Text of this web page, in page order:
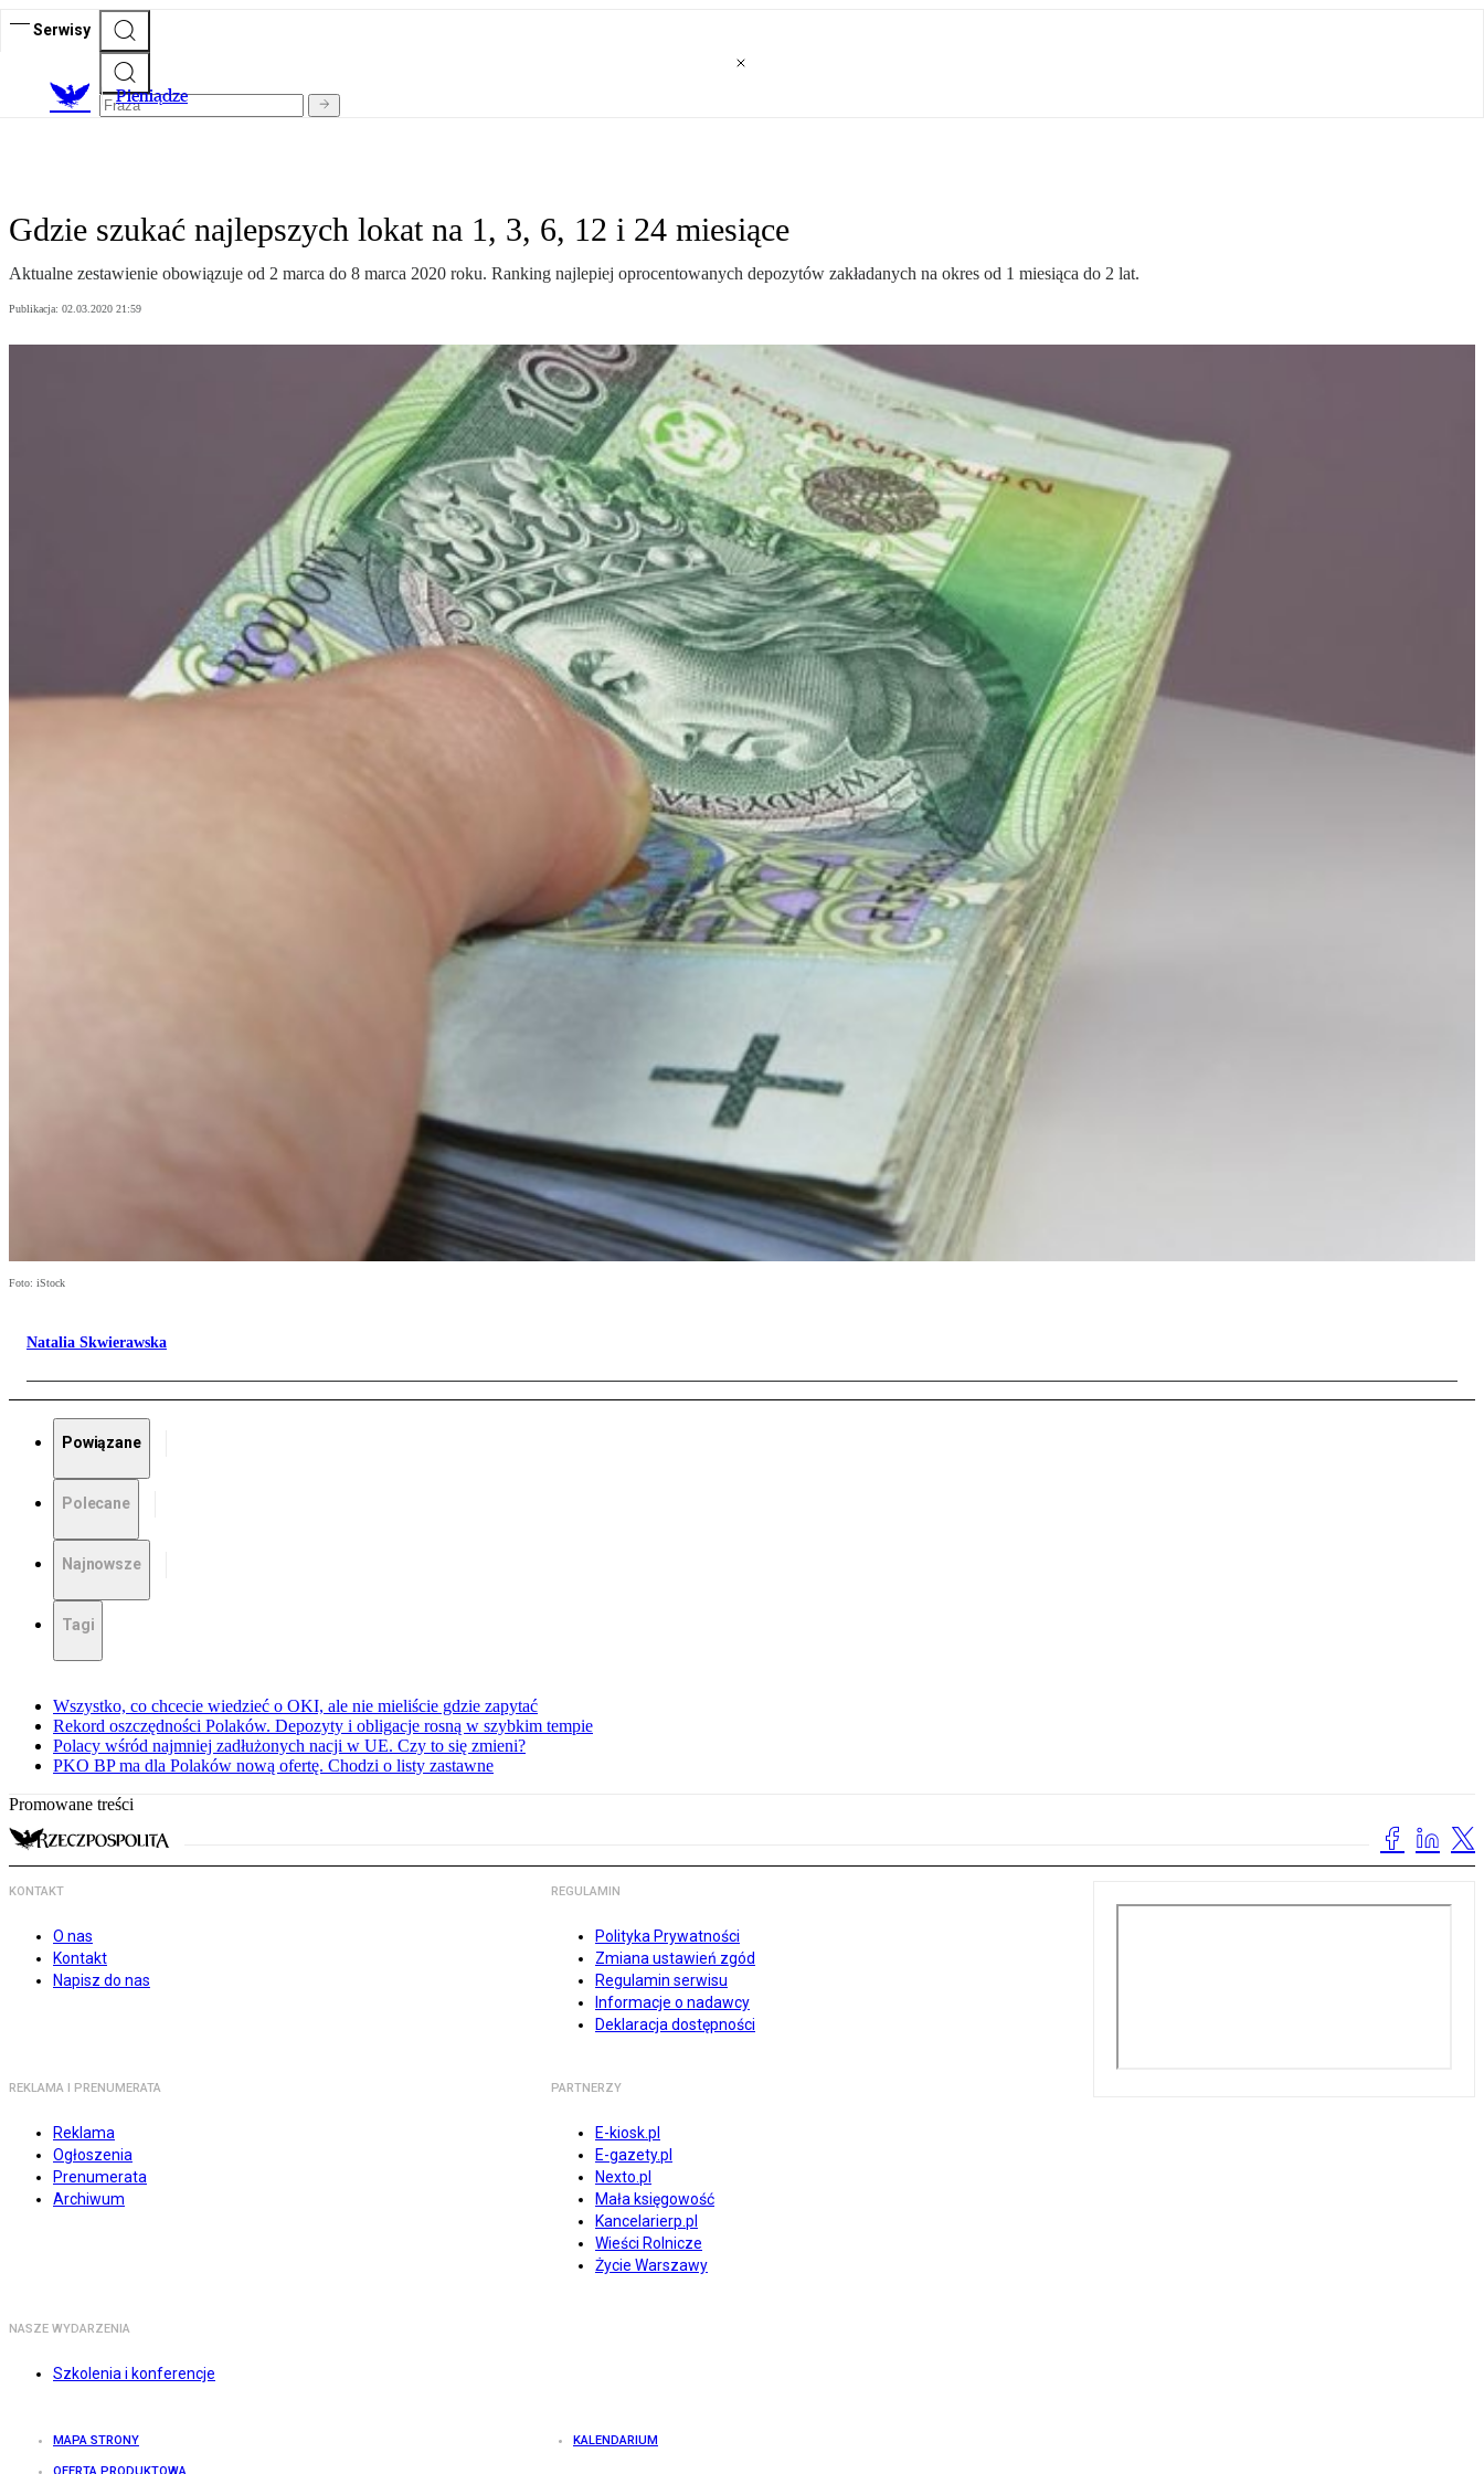
Serwisy
Pieniądze
Gdzie szukać najlepszych lokat na 1, 3, 6, 12 i 24 miesiące
Aktualne zestawienie obowiązuje od 2 marca do 8 marca 2020 roku. Ranking najlepiej oprocentowanych depozytów zakładanych na okres od 1 miesiąca do 2 lat.
Publikacja: 02.03.2020 21:59
Foto: iStock
Natalia Skwierawska
Powiązane
Polecane
Najnowsze
Tagi
Wszystko, co chcecie wiedzieć o OKI, ale nie mieliście gdzie zapytać
Rekord oszczędności Polaków. Depozyty i obligacje rosną w szybkim tempie
Polacy wśród najmniej zadłużonych nacji w UE. Czy to się zmieni?
PKO BP ma dla Polaków nową ofertę. Chodzi o listy zastawne
Promowane treści
KONTAKT
O nas
Kontakt
Napisz do nas
REGULAMIN
Polityka Prywatności
Zmiana ustawień zgód
Regulamin serwisu
Informacje o nadawcy
Deklaracja dostępności
REKLAMA I PRENUMERATA
Reklama
Ogłoszenia
Prenumerata
Archiwum
PARTNERZY
E-kiosk.pl
E-gazety.pl
Nexto.pl
Mała księgowość
Kancelarierp.pl
Wieści Rolnicze
Życie Warszawy
NASZE WYDARZENIA
Szkolenia i konferencje
MAPA STRONY KALENDARIUM